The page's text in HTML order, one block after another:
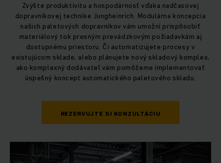
Zvýšte produktivitu a hospodárnosť vďaka nadčasovej
dopravníkovej technike Jungheinrich. Modulárna koncepcia
našich paletových dopravníkov vám umožní prispôsobiť
materiálový tok presným prevádzkovým požiadavkám aj
dostupnému priestoru. Či automatizujete procesy v
existujúcom sklade, alebo plánujete nový skladový komplex,
ako komplexný dodávateľ vám pomôžeme implementovať
úspešný koncept automatického paletového skladu.
REZERVUJTE SI KONZULTÁCIU